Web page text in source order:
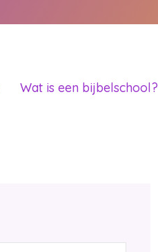
Wat is een bijbelschool?